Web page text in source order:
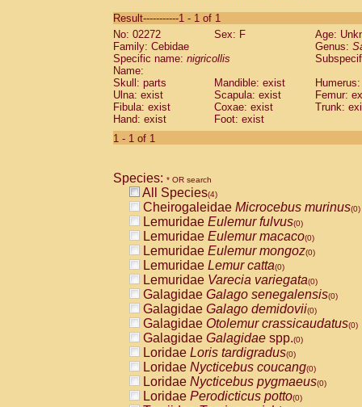
CebidaeSaguinus labiatus(0)
Cebidae Saguinus leucopus (0)
Cebidae
CebidaeSaguinus mystax
Cebidae Saguinus nigricollis (1)
Cebidae Saguinus oedipus
Cebidae Saguinus weddelli
Cebidae Saguinusspp.
Cebidae
CebidaeCebus capucinus
CebidaeCebus nigrivittatus
CebidaeCebus spp.(0)
CebidaeSaimiri boliviensis(0)
CebidaeSaimiri sciureus(0)
AtelidaeAlouatta caraya(0)
AtelidaeAlouatta fusca(0)
AtelidaeAlouatta seniculus(0)
AtelidaeAlouattaspp.(0)
AtelidaeAteles belzebuth(0)
AtelidaeAteles geoffroyi(0)
AtelidaeAteles paniscus(0)
AtelidaeAtelesspp.(0)
AtelidaeLagothrix lagothricha(0)
AtelidaeLagothrix lagothricha cana
PitheciidaeCacajao calvus
Result-----------1 - 1 of 1
No: 02272
Sex: F
Age:
Family: Cebidae
Genus:
Specific name: nigricollis
Name:
Skull: parts
Mandible: exist
Ulna: exist
Scapula: exist
Femur:
Fibula: exist
Coxae: exist
Trunk:
Hand: exist
Foot: exist
1 - 1 of 1
Species: * OR search
All Species(4)
Cheirogaleidae Microcebus murinus(0)
Lemuridae Eulemur fulvus(0)
Lemuridae Eulemur macaco(0)
Lemuridae Eulemur mongoz(0)
Lemuridae Lemur catta(0)
Lemuridae Varecia variegata(0)
Galagidae Galago senegalensis(0)
Galagidae Galago demidovii(0)
Galagidae Otolemur crassicaudatus(0)
Galagidae Galagidae spp.(0)
Loridae Loris tardigradus(0)
Loridae Nycticebus coucang(0)
Loridae Nycticebus pygmaeus(0)
Loridae Perodicticus potto(0)